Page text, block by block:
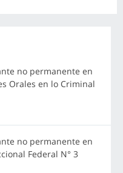
no permanente en
Orales en lo Criminal
no permanente en
Federal N° 3